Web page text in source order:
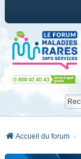
Accueil du forum